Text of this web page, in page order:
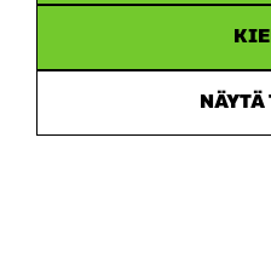
uudessa
ikkunassaInstagram